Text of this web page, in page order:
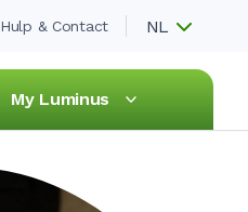
Hulp & Contact NL
My Luminus